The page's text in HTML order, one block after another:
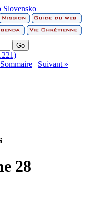
Slovensko
Sommaire | Suivant »
28